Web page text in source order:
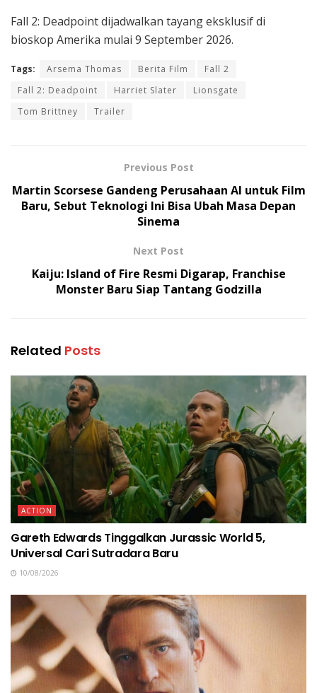
Fall 2: Deadpoint dijadwalkan tayang eksklusif di
bioskop Amerika mulai 9 September 2026.
Tags: Arsema Thomas Berita Film
Fall 2
Fall 2: Deadpoint
Harriet Slater
Lionsgate
Tom Brittney
Trailer
Previous Post
Martin Scorsese Gandeng Perusahaan AI untuk Film
Baru, Sebut Teknologi Ini Bisa Ubah Masa Depan
Sinema
Next Post
Kaiju: Island of Fire Resmi Digarap, Franchise
Monster Baru Siap Tantang Godzilla
Related Posts
ACTION
Gareth Edwards Tinggalkan Jurassic World 5,
Universal Cari Sutradara Baru
10/08/2026